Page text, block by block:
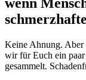
Keine Ahnung. Aber
wir für Euch ein
gesammelt.